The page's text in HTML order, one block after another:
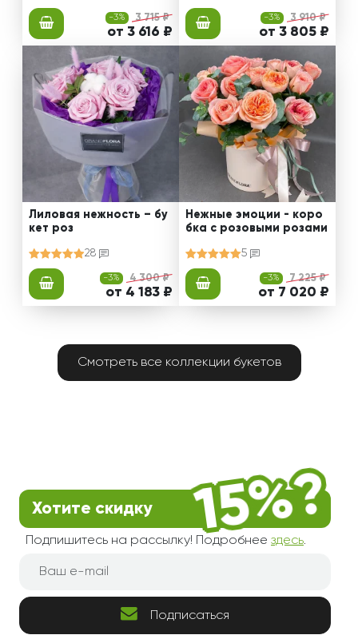
-3% 3 715 ₽
от 3 616 ₽
-3% 3 910 ₽
от 3 805 ₽
Лиловая нежность – бу
кет роз
28
-3% 4 300 ₽
от 4 183 ₽
Нежные эмоции - коро
бка с розовыми розами
5
-3% 7 225 ₽
от 7 020 ₽
Смотреть все коллекции букетов
Хотите скидку
Подпишитесь на рассылку! Подробнее здесь.
Подписаться